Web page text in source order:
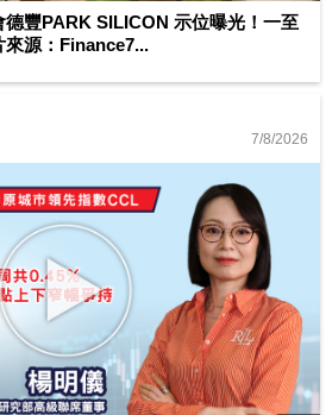
豐PARK SILICON 示位曝光！一至
來源：Finance7...
7/8/2026